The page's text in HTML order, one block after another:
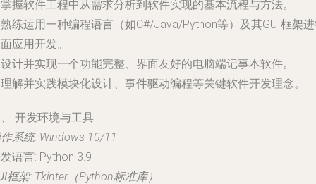
握软件工程中从需求分析到软件实现的基本流程与方法。
练运用一种编程语言（如C#/Java/Python等）及其GUI框架
应用开发。
计并实现一个功能完整、界面友好的电脑端记事本软件。
解并实践模块化设计、事件驱动编程等关键软件开发理念。
开发环境与工具
系统: Windows 10/11
语言: Python 3.9
框架: Tkinter（Python标准库）